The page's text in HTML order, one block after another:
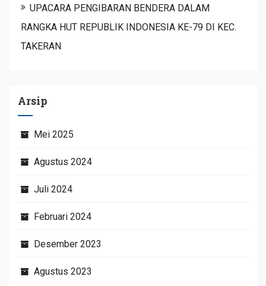
UPACARA PENGIBARAN BENDERA DALAM
RANGKA HUT REPUBLIK INDONESIA KE-79 DI KEC.
TAKERAN
Arsip
Mei 2025
Agustus 2024
Juli 2024
Februari 2024
Desember 2023
Agustus 2023